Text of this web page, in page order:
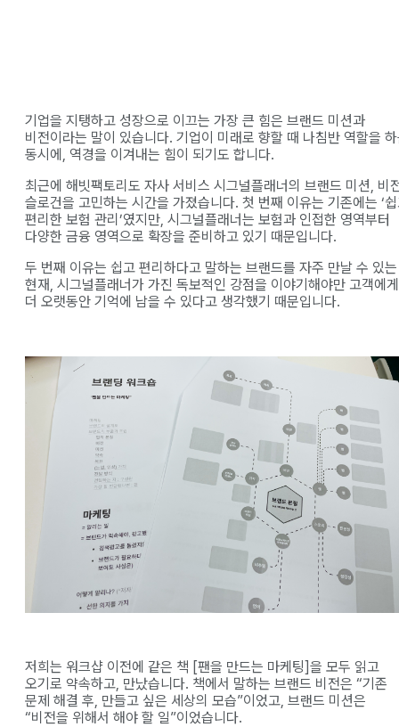
기업을 지탱하고 성장으로 이끄는 가장 큰 힘은 브랜드 미션과
비전이라는 말이 있습니다. 기업이 미래로 향할 때 나침반 역할을
동시에, 역경을 이겨내는 힘이 되기도 합니다.
최근에 해빗팩토리도 자사 서비스 시그널플래너의 브랜드 미션, 비
슬로건을 고민하는 시간을 가졌습니다. 첫 번째 이유는 기존에는 ‘
편리한 보험 관리’였지만, 시그널플래너는 보험과 인접한 영역부터
다양한 금융 영역으로 확장을 준비하고 있기 때문입니다.
두 번째 이유는 쉽고 편리하다고 말하는 브랜드를 자주 만날 수 있는
현재, 시그널플래너가 가진 독보적인 강점을 이야기해야만 고객에게
더 오랫동안 기억에 남을 수 있다고 생각했기 때문입니다.
저희는 워크샵 이전에 같은 책 [팬을 만드는 마케팅]을 모두 읽고
오기로 약속하고, 만났습니다. 책에서 말하는 브랜드 비전은 “기존
문제 해결 후, 만들고 싶은 세상의 모습”이었고, 브랜드 미션은
“비전을 위해서 해야 할 일”이었습니다.